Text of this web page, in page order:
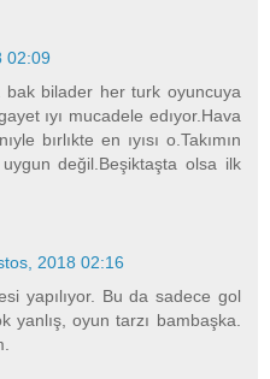
02:09
bak bilader her turk oyuncuya
ıyı mucadele edıyor.Hava
bırlıkte en ıyısı o.Takımın
değil.Beşiktaşta olsa ilk
2018 02:16
yapılıyor. Bu da sadece gol
yanlış, oyun tarzı bambaşka.